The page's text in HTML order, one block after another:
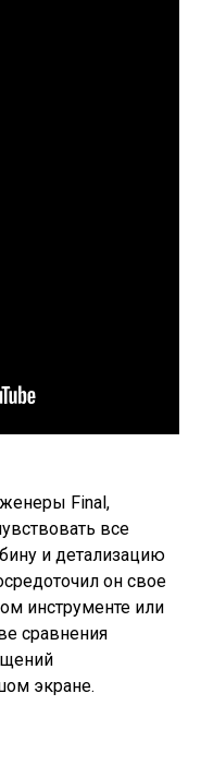
Final,
все
и детализацию
он свое
инструменте или
сравнения
экране.